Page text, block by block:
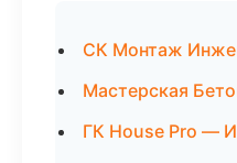
СК Монтаж
Мастерская
ГК House Pro —